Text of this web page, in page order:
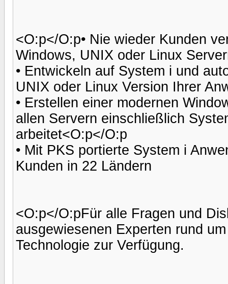
<O:p</O:p• Nie wieder Kunden
Windows, UNIX oder Linux
• Entwickeln auf System i und
UNIX oder Linux Version Ihrer
• Erstellen einer modernen
allen Servern einschließlich
arbeitet<O:p</O:p
• Mit PKS portierte System i
Kunden in 22 Ländern
<O:p</O:pFür alle Fragen und
ausgewiesenen Experten rund
Technologie zur Verfügung.